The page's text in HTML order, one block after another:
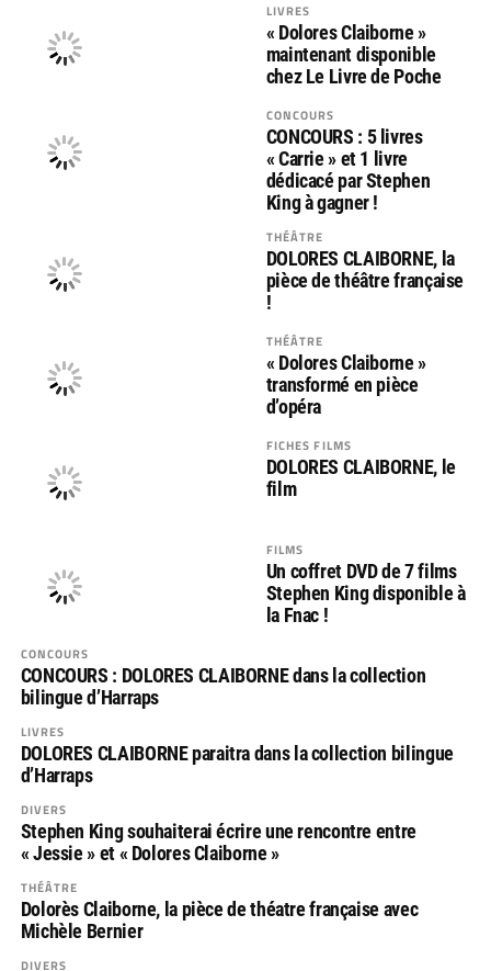
LIVRES
« Dolores Claiborne »
maintenant disponible
chez Le Livre de Poche
CONCOURS
CONCOURS : 5 livres
« Carrie » et 1 livre
dédicacé par Stephen
King à gagner !
THÉÂTRE
DOLORES CLAIBORNE, la
pièce de théâtre française
!
THÉÂTRE
« Dolores Claiborne »
transformé en pièce
d’opéra
FICHES FILMS
DOLORES CLAIBORNE, le
film
FILMS
Un coffret DVD de 7 films
Stephen King disponible à
la Fnac !
CONCOURS
CONCOURS : DOLORES CLAIBORNE dans la collection
bilingue d’Harraps
LIVRES
DOLORES CLAIBORNE paraitra dans la collection bilingue
d’Harraps
DIVERS
Stephen King souhaiterai écrire une rencontre entre
« Jessie » et « Dolores Claiborne »
THÉÂTRE
Dolorès Claiborne, la pièce de théatre française avec
Michèle Bernier
DIVERS